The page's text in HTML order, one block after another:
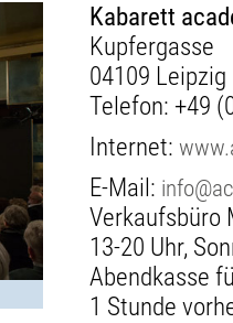
Kabarett
Kupfergasse
04109 Leipzig
Telefon: +49
Internet:
E-Mail:
Verkaufsbüro
13-20 Uhr,
Abendkasse
1 Stunde